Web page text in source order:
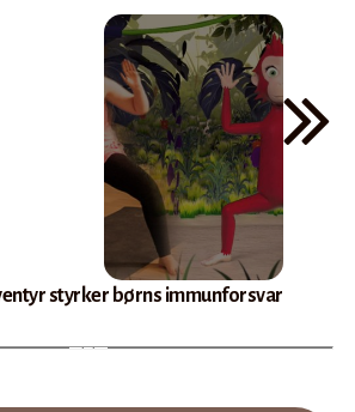
styrker børns immunforsvar